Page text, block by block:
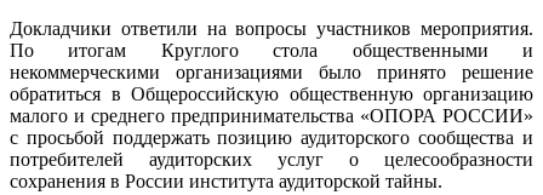
Докладчики ответили на вопросы участников мероприятия.
По итогам Круглого стола общественными и
некоммерческими организациями было принято решение
обратиться в Общероссийскую общественную организацию
малого и среднего предпринимательства «ОПОРА РОССИИ»
с просьбой поддержать позицию аудиторского сообщества и
потребителей аудиторских услуг о целесообразности
сохранения в России института аудиторской тайны.